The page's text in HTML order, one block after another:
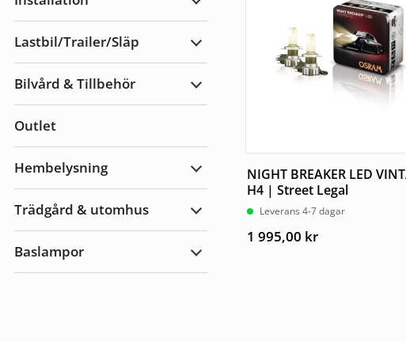
Expandera
Lastbil/Trailer/Släp
Expandera
Lastbil/Trailer/Släp
Bilvård & Tillbehör
Expandera
Outlet
Hembelysning
Expandera
Hembelysning
Trädgård & utomhus
Expandera
utomhus
Baslampor
Expandera
NIGHT BREAKER LED
H4 | Street Legal
Leverans 4-7 dagar
1 995,00 kr